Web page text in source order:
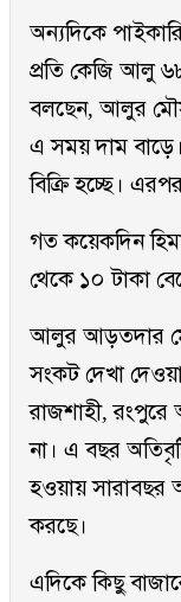
অন্যদিকে
প্রতি কেজি আলু
বলছেন, আলুর
এ সময় দাম
বিক্রি হচ্ছে।
গত কয়েকদিন
থেকে ১০ টাকা
আলুর আড়তদার
সংকট দেখা
রাজশাহী,
না। এ বছর
হওয়ায় সারাবছর
করছে।
এদিকে কিছু